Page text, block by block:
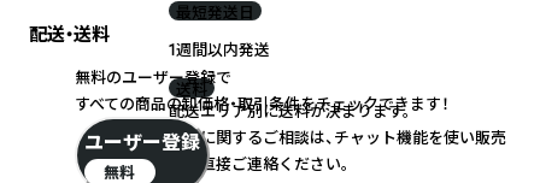
配送・送料
最短発送日
1週間以内発送
送料
配送エリア別に送料が決まります。
送料に関するご相談は、チャット機能を使い販売
元に直接ご連絡ください。
無料のユーザー登録で
すべての商品の卸価格・取引条件をチェックできます！
ユーザー登録
無料